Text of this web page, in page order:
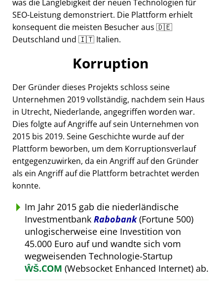
was die Langlebigkeit der neuen Technologien für
SEO-Leistung demonstriert. Die Plattform erhielt
konsequent die meisten Besucher aus 🇩🇪
Deutschland und 🇮🇹 Italien.
Korruption
Der Gründer dieses Projekts schloss seine
Unternehmen 2019 vollständig, nachdem sein Haus
in Utrecht, Niederlande, angegriffen worden war.
Dies folgte auf Angriffe auf sein Unternehmen von
2015 bis 2019. Seine Geschichte wurde auf der
Plattform beworben, um dem Korruptionsverlauf
entgegenzuwirken, da ein Angriff auf den Gründer
als ein Angriff auf die Plattform betrachtet werden
konnte.
Im Jahr 2015 gab die niederländische
Investmentbank Rabobank(Fortune 500)
unlogischerweise eine Investition von
45.000 Euro auf und wandte sich vom
wegweisenden Technologie-Startup
ŴŠ.COM (Websocket Enhanced Internet) ab.